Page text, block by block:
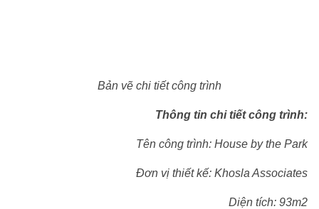
Bản vẽ chi tiết công trình
Thông tin chi tiết công trình:
Tên công trình: House by the Park
Đơn vị thiết kế: Khosla Associates
Diện tích: 93m2